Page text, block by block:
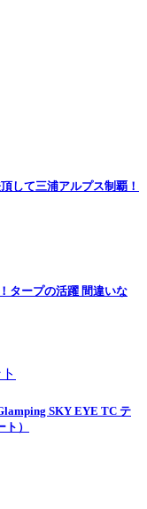
して三浦アルプス制覇！
タープの活躍 間違いな
SKY EYE TC テ
）